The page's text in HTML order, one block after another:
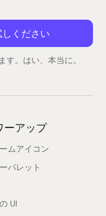
ください
す。はい、本当に。
ーアップ
ムアイコン
パレット
UI